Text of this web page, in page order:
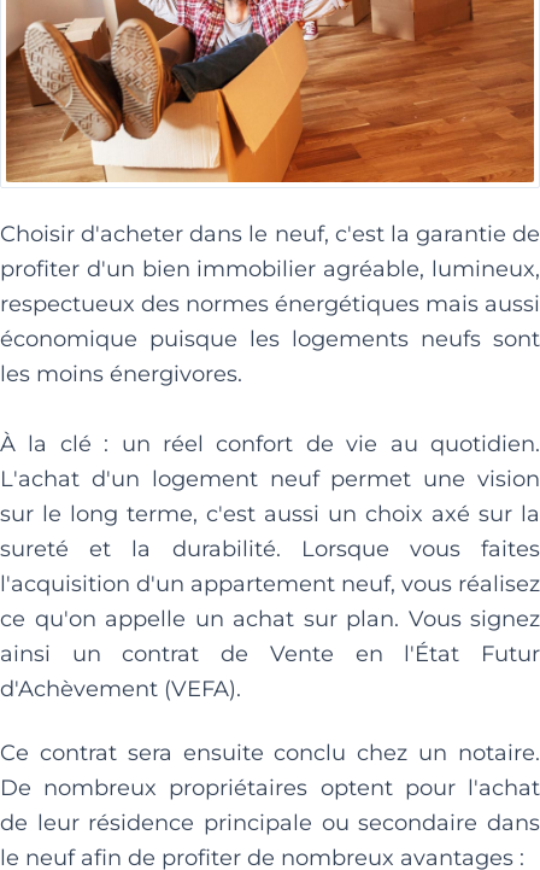
Choisir d'acheter dans le neuf, c'est la garantie de
profiter d'un bien immobilier agréable, lumineux,
respectueux des normes énergétiques mais aussi
économique puisque les logements neufs sont
les moins énergivores.
À la clé : un réel confort de vie au quotidien.
L'achat d'un logement neuf permet une vision
sur le long terme, c'est aussi un choix axé sur la
sureté et la durabilité. Lorsque vous faites
l'acquisition d'un appartement neuf, vous réalisez
ce qu'on appelle un achat sur plan. Vous signez
ainsi un contrat de Vente en l'État Futur
d'Achèvement (VEFA).
Ce contrat sera ensuite conclu chez un notaire.
De nombreux propriétaires optent pour l'achat
de leur résidence principale ou secondaire dans
le neuf afin de profiter de nombreux avantages :